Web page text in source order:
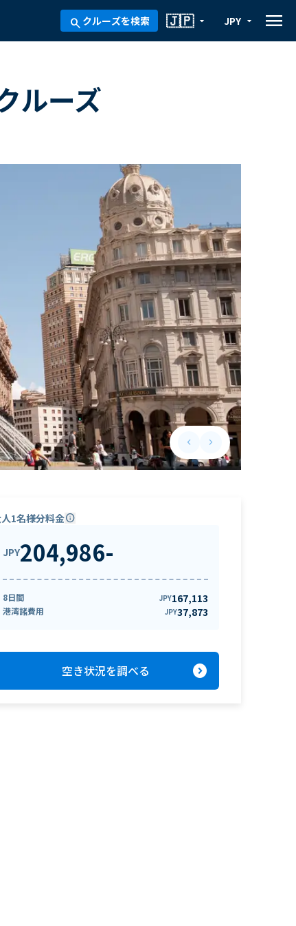
search クルーズを検索 arrow_drop_down
🇯🇵 arrow_drop_down
JPY menu
ルーズ
keyboard_arrow_leftPrevious slide
keyboard_arrow_rightNext slide
1名様分料金info
JPY204,986-
8日間 JPY167,113
港湾諸費用 JPY37,873
空き状況を調べる expand_circle_right